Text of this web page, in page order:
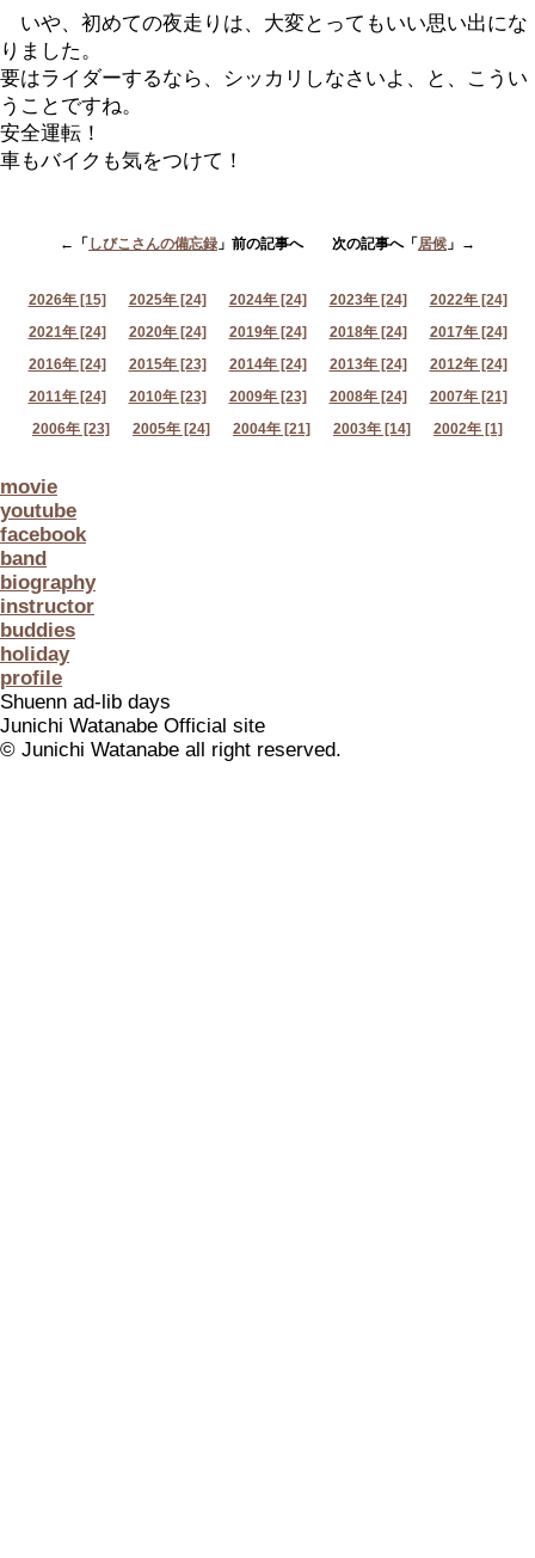
いや、初めての夜走りは、大変とってもいい思い出にな
りました。
要はライダーするなら、シッカリしなさいよ、と、こうい
うことですね。
安全運転！
車もバイクも気をつけて！
←「 しびこさんの備忘録 」前の記事へ 次の記事へ「 居候 」→
2026年 [15] 2025年 [24] 2024年 [24] 2023年 [24]
2022年 [24]
2021年 [24]
2020年 [24] 2019年 [24] 2018年 [24]
2017年 [24]
2016年 [24]
2015年 [23] 2014年 [24] 2013年 [24]
2012年 [24]
2011年 [24]
2010年 [23] 2009年 [23] 2008年 [24]
2007年 [21]
2006年 [23]
2005年 [24] 2004年 [21] 2003年 [14] 2002年 [1]
movie
youtube
facebook
band
biography
instructor
buddies
holiday
profile
Shuenn ad-lib days
Junichi Watanabe Official site
© Junichi Watanabe all right reserved.